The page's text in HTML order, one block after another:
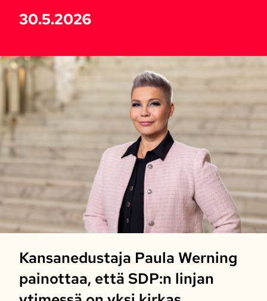
30.5.2026
Kansanedustaja Paula Werning
painottaa, että SDP:n linjan